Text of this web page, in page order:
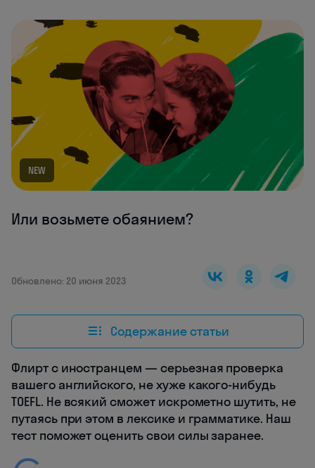
NEW
Или возьмете обаянием?
Обновлено: 20 июня 2023
Содержание статьи
Флирт с иностранцем — серьезная проверка
вашего английского, не хуже какого-нибудь
TOEFL. Не всякий сможет искрометно шутить, не
путаясь при этом в лексике и грамматике. Наш
тест поможет оценить свои силы заранее.